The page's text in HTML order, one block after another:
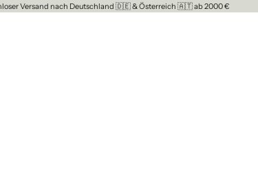
Versand nach Deutschland 🇩🇪 & Österreich 🇦🇹 ab 2000 €